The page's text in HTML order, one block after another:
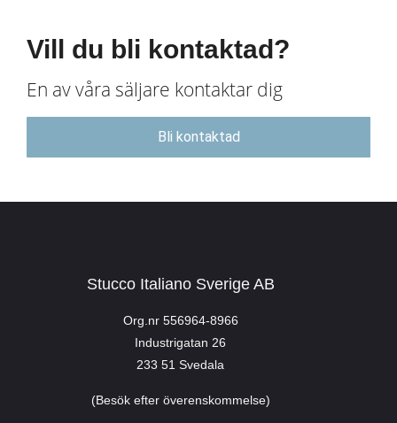
Vill du bli kontaktad?
En av våra säljare kontaktar dig
Bli kontaktad
Stucco Italiano Sverige AB
Org.nr 556964-8966
Industrigatan 26
233 51 Svedala
(Besök efter överenskommelse)